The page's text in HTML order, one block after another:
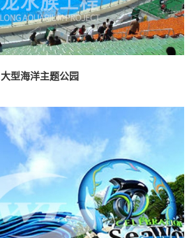
大型海洋主题公园